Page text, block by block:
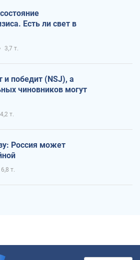
Есть ли свет в
3,7 т.
победит (NSJ), а
чиновников могут
4,2 т.
Россия может
6,8 т.